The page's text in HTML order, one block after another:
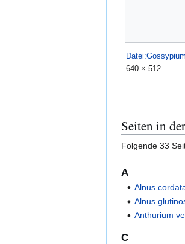
640 × 512
Seiten in
Folgende 33
A
Alnus
Alnus
Anthurium
C